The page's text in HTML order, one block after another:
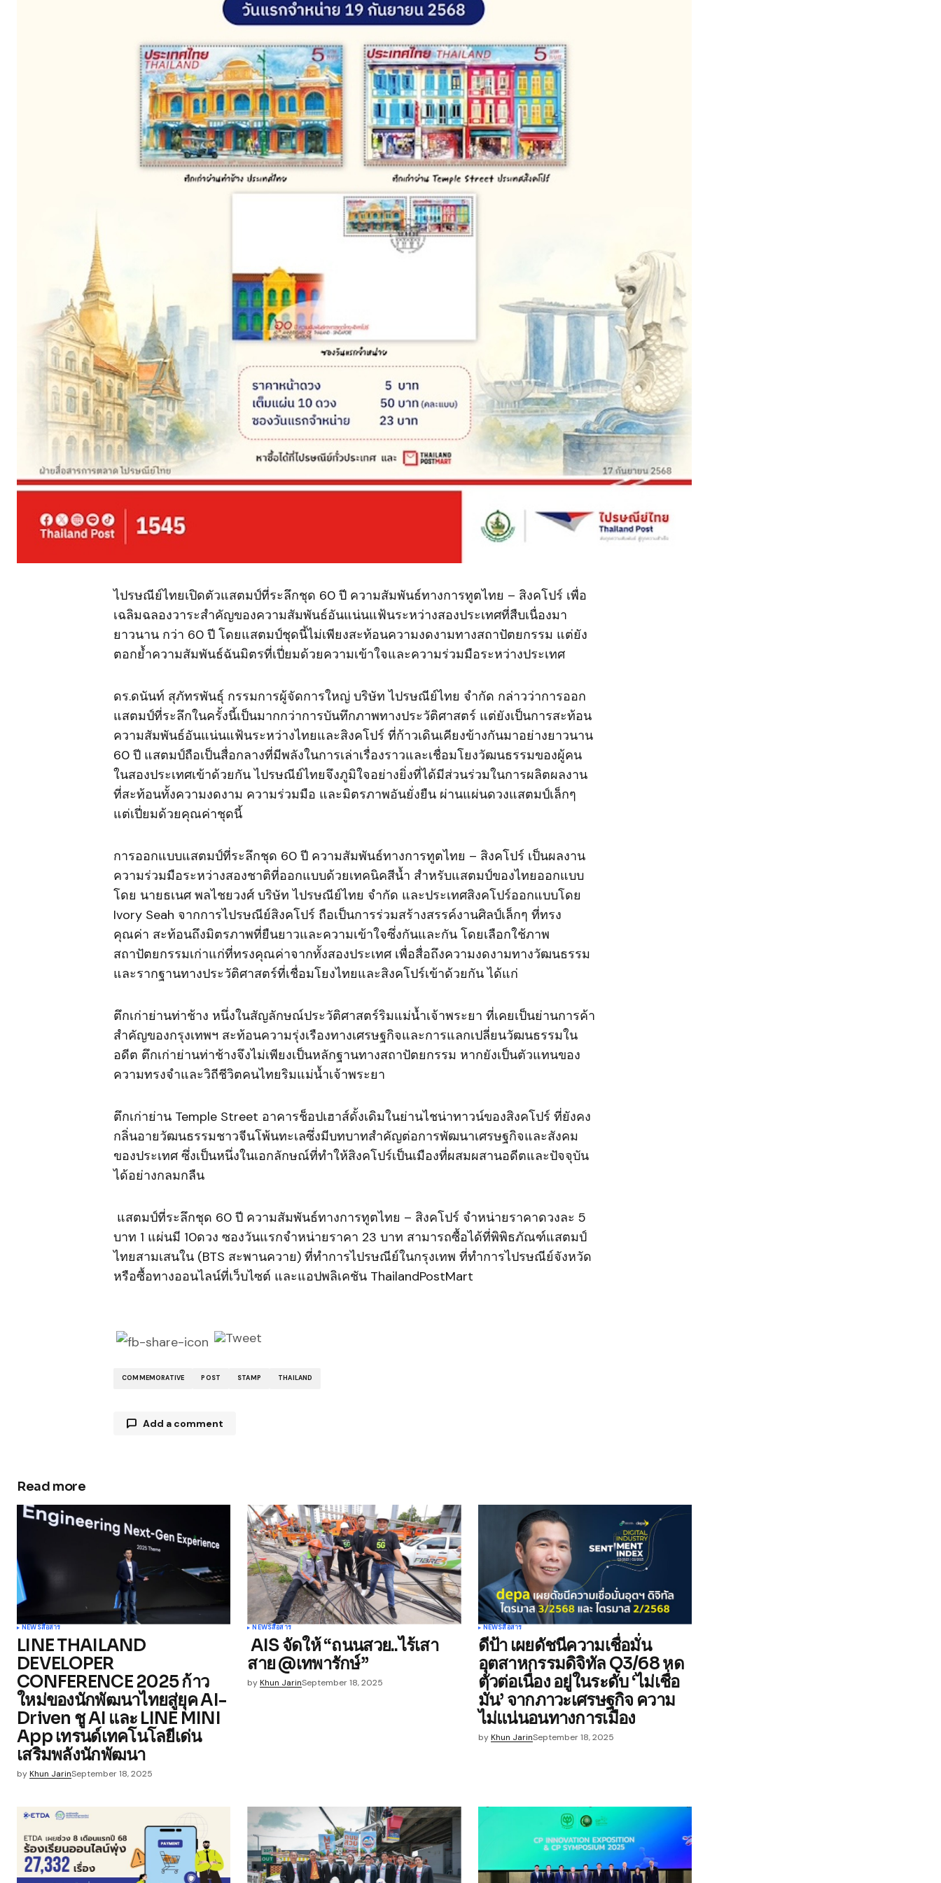
ไปรษณีย์ไทยเปิดตัวแสตมป์ที่ระลึกชุด 60 ปี ความสัมพันธ์ทางการทูตไทย – สิงคโปร์ เพื่อ
เฉลิมฉลองวาระสำคัญของความสัมพันธ์อันแน่นแฟ้นระหว่างสองประเทศที่สืบเนื่องมา
ยาวนาน กว่า 60 ปี โดยแสตมป์ชุดนี้ไม่เพียงสะท้อนความงดงามทางสถาปัตยกรรม แต่ยัง
ตอกย้ำความสัมพันธ์ฉันมิตรที่เปี่ยมด้วยความเข้าใจและความร่วมมือระหว่างประเทศ
ดร.ดนันท์ สุภัทรพันธุ์ กรรมการผู้จัดการใหญ่ บริษัท ไปรษณีย์ไทย จำกัด กล่าวว่าการออก
แสตมป์ที่ระลึกในครั้งนี้เป็นมากกว่าการบันทึกภาพทางประวัติศาสตร์ แต่ยังเป็นการสะท้อน
ความสัมพันธ์อันแน่นแฟ้นระหว่างไทยและสิงคโปร์ ที่ก้าวเดินเคียงข้างกันมาอย่างยาวนาน
60 ปี แสตมป์ถือเป็นสื่อกลางที่มีพลังในการเล่าเรื่องราวและเชื่อมโยงวัฒนธรรมของผู้คน
ในสองประเทศเข้าด้วยกัน ไปรษณีย์ไทยจึงภูมิใจอย่างยิ่งที่ได้มีส่วนร่วมในการผลิตผลงาน
ที่สะท้อนทั้งความงดงาม ความร่วมมือ และมิตรภาพอันยั่งยืน ผ่านแผ่นดวงแสตมป์เล็กๆ
แต่เปี่ยมด้วยคุณค่าชุดนี้
การออกแบบแสตมป์ที่ระลึกชุด 60 ปี ความสัมพันธ์ทางการทูตไทย – สิงคโปร์ เป็นผลงาน
ความร่วมมือระหว่างสองชาติที่ออกแบบด้วยเทคนิคสีน้ำ สำหรับแสตมป์ของไทยออกแบบ
โดย นายธเนศ พลไชยวงศ์ บริษัท ไปรษณีย์ไทย จำกัด และประเทศสิงคโปร์ออกแบบโดย
Ivory Seah จากการไปรษณีย์สิงคโปร์ ถือเป็นการร่วมสร้างสรรค์งานศิลป์เล็กๆ ที่ทรง
คุณค่า สะท้อนถึงมิตรภาพที่ยืนยาวและความเข้าใจซึ่งกันและกัน โดยเลือกใช้ภาพ
สถาปัตยกรรมเก่าแก่ที่ทรงคุณค่าจากทั้งสองประเทศ เพื่อสื่อถึงความงดงามทางวัฒนธรรม
และรากฐานทางประวัติศาสตร์ที่เชื่อมโยงไทยและสิงคโปร์เข้าด้วยกัน ได้แก่
ตึกเก่าย่านท่าช้าง หนึ่งในสัญลักษณ์ประวัติศาสตร์ริมแม่น้ำเจ้าพระยา ที่เคยเป็นย่านการค้า
สำคัญของกรุงเทพฯ สะท้อนความรุ่งเรืองทางเศรษฐกิจและการแลกเปลี่ยนวัฒนธรรมใน
อดีต ตึกเก่าย่านท่าช้างจึงไม่เพียงเป็นหลักฐานทางสถาปัตยกรรม หากยังเป็นตัวแทนของ
ความทรงจำและวิถีชีวิตคนไทยริมแม่น้ำเจ้าพระยา
ตึกเก่าย่าน Temple Street อาคารช็อปเฮาส์ดั้งเดิมในย่านไชน่าทาวน์ของสิงคโปร์ ที่ยังคง
กลิ่นอายวัฒนธรรมชาวจีนโพ้นทะเลซึ่งมีบทบาทสำคัญต่อการพัฒนาเศรษฐกิจและสังคม
ของประเทศ ซึ่งเป็นหนึ่งในเอกลักษณ์ที่ทำให้สิงคโปร์เป็นเมืองที่ผสมผสานอดีตและปัจจุบัน
ได้อย่างกลมกลืน
แสตมป์ที่ระลึกชุด 60 ปี ความสัมพันธ์ทางการทูตไทย – สิงคโปร์ จำหน่ายราคาดวงละ 5
บาท 1 แผ่นมี 10ดวง ซองวันแรกจำหน่ายราคา 23 บาท สามารถซื้อได้ที่พิพิธภัณฑ์แสตมป์
ไทยสามเสนใน (BTS สะพานควาย) ที่ทำการไปรษณีย์ในกรุงเทพ ที่ทำการไปรษณีย์จังหวัด
หรือซื้อทางออนไลน์ที่เว็บไซต์ และแอปพลิเคชัน ThailandPostMart
COMMEMORATIVE POST STAMP THAILAND
Add a comment
Comment
Your Name * Your E-mail *
Save my name, email, and website in
this browser for the next time I
comment.
Submit Comment
Read more
NEWSสื่อสาร
LINE THAILAND
DEVELOPER
CONFERENCE 2025 ก้าว
ใหม่ของนักพัฒนาไทยสู่ยุค AI-
Driven ชู AI และ LINE MINI
App เทรนด์เทคโนโลยีเด่น
เสริมพลังนักพัฒนา
byKhun JarinSeptember 18, 2025
NEWSสื่อสาร
AIS จัดให้ “ถนนสวย..ไร้เสา
สาย @เทพารักษ์”
by Khun JarinSeptember 18, 2025
NEWSสื่อสาร
ดีป้า เผยดัชนีความเชื่อมั่น
อุตสาหกรรมดิจิทัล Q3/68 หด
ตัวต่อเนื่อง อยู่ในระดับ ‘ไม่เชื่อ
มั่น’ จากภาวะเศรษฐกิจ ความ
ไม่แน่นอนทางการเมือง
by Khun JarinSeptember 18, 2025